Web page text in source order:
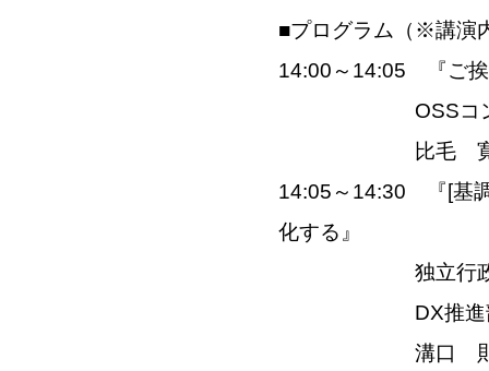
■プログラム（※講演
14:00～14:05 『ご
OSSコ
比毛 寛
14:05～14:30 『[基
化する』
独立行
DX推
溝口